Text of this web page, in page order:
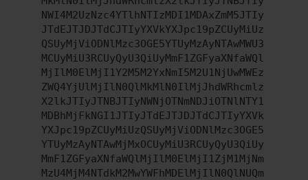
NWI4M2UzNzc4YTlhNTIzMDI1MDAxZmM5JTIy
JTdEJTJDJTdCJTIyYXVkYXJpc19pZCUyMiUz
QSUyMjViODNlMzc3OGE5YTUyMzAyNTAwMWU3
MCUyMiU3RCUyQyU3QiUyMmF1ZGFyaXNfaWQl
MjIlM0ElMjI1Y2M5M2YxNmI5M2U1NjUwMWEz
ZWQ4YjUlMjIlN0QlMkMlN0IlMjJhdWRhcmlz
X2lkJTIyJTNBJTIyNWNjOTNmNDJiOTNlNTY1
MDBhMjFkNGI1JTIyJTdEJTJDJTdCJTIyYXVk
YXJpc19pZCUyMiUzQSUyMjViODNlMzc3OGE5
YTUyMzAyNTAwMjMxOCUyMiU3RCUyQyU3QiUy
MmF1ZGFyaXNfaWQlMjIlM0ElMjI1ZjM1MjNm
MzU4MjM4NTdkM2MwYWFhMDElMjIlN0QlNUQm